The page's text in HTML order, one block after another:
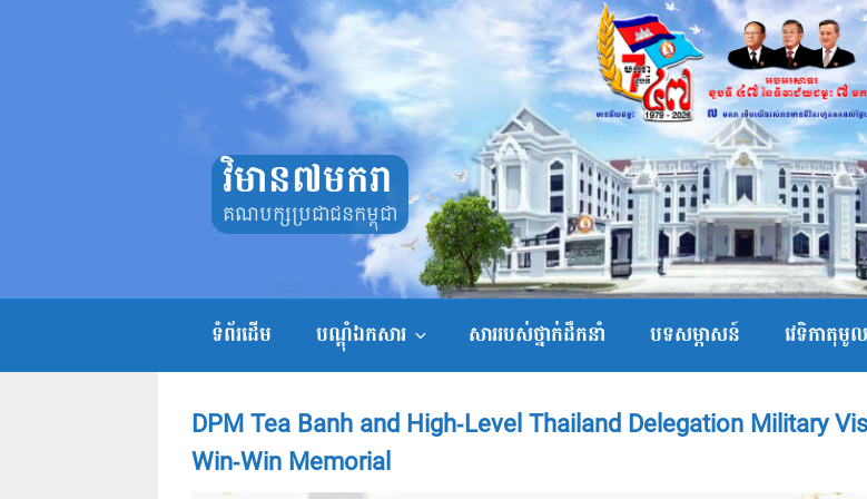
វិមាន៧មករា
គណបក្សប្រជាជនកម្ពុជា
ទំព័រដើម បណ្តុំឯកសារ សាររបស់ថ្នាក់ដឹកនាំ បទសម្ភាសន៍ វេទិកាតុមូល
DPM Tea Banh and High-Level Thailand Delegation Military
Win-Win Memorial